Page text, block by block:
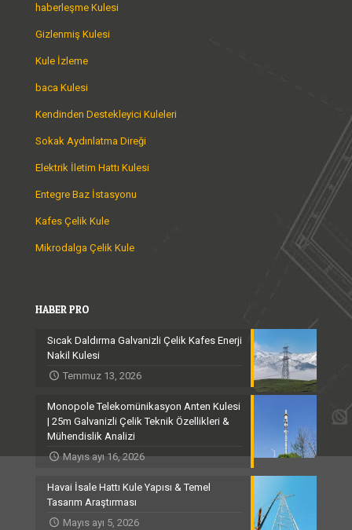
haberleşme Kulesi
Gizlenmiş Kulesi
Kule İzleme
baca Kulesi
Kendinden Destekleyici Kuleleri
Sokak Aydınlatma Direği
Elektrik İletim Hattı Kulesi
Entegre Baz İstasyonu
Kafes Çelik Kule
Mikrodalga Çelik Kule
HABER PRO
Sıcak Daldırma Galvanizli Çelik Kafes Enerji
Nakil Kulesi
Temmuz 13, 2026
Monopole Telekomünikasyon Anten Kulesi
| 25m Galvanizli Çelik Teknik Özellikleri &
Mühendislik Analizi
Mayıs ayı 16, 2026
Havai İsale Hattı Kule Yapısı & Temel
Tasarım Araştırması
Mayıs ayı 5, 2026